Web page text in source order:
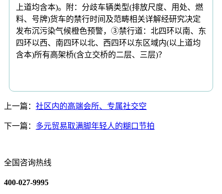
上道均含本)。附：分歧车辆类型(排放尺度、用处、燃
料、号牌)货车的禁行时间及范畴相关详解经研究决定
发布沉污染气候橙色预警，③禁行道：北四环以南、东
四环以西、南四环以北、西四环以东区域内(以上道均
含本)所有高架桥(含立交桥的二层、三层)？
上一篇： 社区内的高端会所、专属社交空
下一篇： 多元贸易取满脚年轻人的糊口节拍
全国咨询热线
400-027-9995